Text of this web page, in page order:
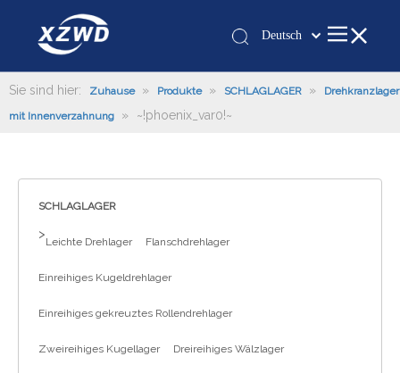
Deutsch
românesc
العربية
Sie sind hier: Zuhause » Produkte » SCHLAGLAGER »
Drehkranzlager
mit Innenverzahnung
» ~!phoenix_var0!~
SCHLAGLAGER
>
Leichte Drehlager Flanschdrehlager
Einreihiges Kugeldrehlager
Einreihiges gekreuztes Rollendrehlager
Zweireihiges Kugellager Dreireihiges Wälzlager